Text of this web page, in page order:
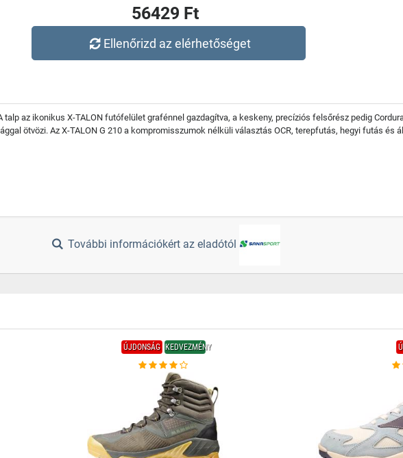
56429 Ft
Ellenőrizd az elérhetőséget
az ikonikus X-TALON futófelület grafénnel gazdagítva, a keskeny, precíziós felsőrész pedig
ötvözi. Az X-TALON G 210 a kompromisszumok nélküli választás OCR, terepfutás, hegyi futás és
További információkért az eladótól
ÚJDONSÁG KEDVEZMÉNY